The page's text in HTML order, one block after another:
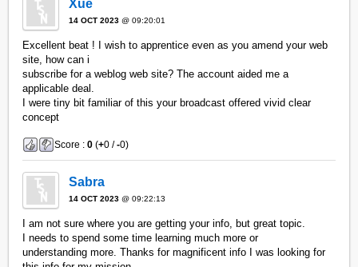
Xue
14 OCT 2023 @ 09:20:01
Excellent beat ! I wish to apprentice even as you amend your web
site, how can i
subscribe for a weblog web site? The account aided me a
applicable deal.
I were tiny bit familiar of this your broadcast offered vivid clear
concept
Score :0 (+0 /-0)
Sabra
14 OCT 2023 @ 09:22:13
I am not sure where you are getting your info, but great topic.
I needs to spend some time learning much more or
understanding more. Thanks for magnificent info I was looking for